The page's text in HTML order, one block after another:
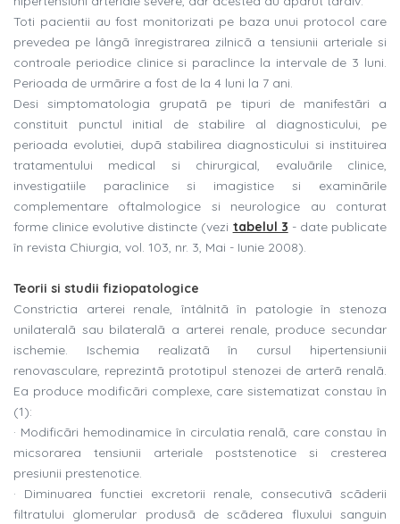
Toti pacientii au fost monitorizati pe baza unui protocol care
prevedea pe lângã înregistrarea zilnicã a tensiunii arteriale si
controale periodice clinice si paraclince la intervale de 3 luni.
Perioada de urmãrire a fost de la 4 luni la 7 ani.
Desi simptomatologia grupatã pe tipuri de manifestãri a
constituit punctul initial de stabilire al diagnosticului, pe
perioada evolutiei, dupã stabilirea diagnosticului si instituirea
tratamentului medical si chirurgical, evaluãrile clinice,
investigatiile paraclinice si imagistice si examinãrile
complementare oftalmologice si neurologice au conturat
forme clinice evolutive distincte (vezi tabelul 3 - date publicate
în revista Chiurgia, vol. 103, nr. 3, Mai - Iunie 2008).
Teorii si studii fiziopatologice
Constrictia arterei renale, întâlnitã în patologie în stenoza
unilateralã sau bilateralã a arterei renale, produce secundar
ischemie. Ischemia realizatã în cursul hipertensiunii
renovasculare, reprezintã prototipul stenozei de arterã renalã.
Ea produce modificãri complexe, care sistematizat constau în
(1):
· Modificãri hemodinamice în circulatia renalã, care constau în
micsorarea tensiunii arteriale poststenotice si cresterea
presiunii prestenotice.
· Diminuarea functiei excretorii renale, consecutivã scãderii
filtratului glomerular produsã de scãderea fluxului sanguin